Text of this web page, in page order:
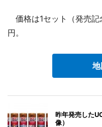
価格は1セット（発売
円。
昨年発売した
像）